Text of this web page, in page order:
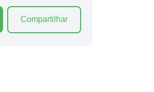
Compartilhar